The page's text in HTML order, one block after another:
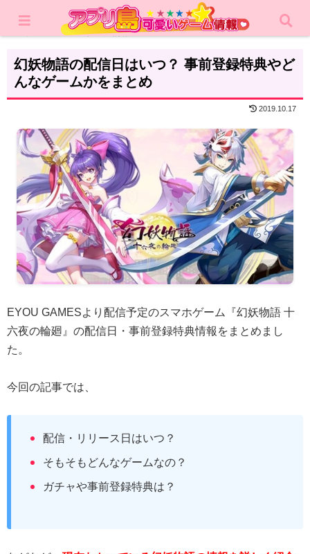
ゲーム情報
幻妖物語の配信日はいつ？ 事前登録特典やど
んなゲームかをまとめ
2019.10.17
EYOU GAMESより配信予定のスマホゲーム『幻妖物語 十
六夜の輪廻』の配信日・事前登録特典情報をまとめまし
た。
今回の記事では、
配信・リリース日はいつ？
そもそもどんなゲームなの？
ガチャや事前登録特典は？